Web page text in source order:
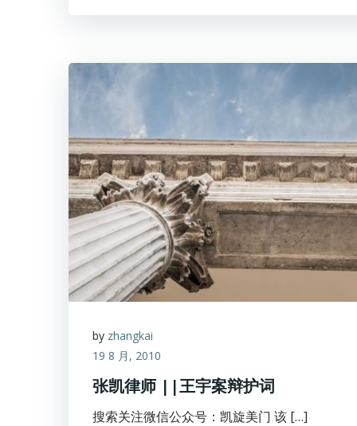
by zhangkai
19 8 月, 2010
张凯律师 ||王宇案辩护词
搜索关注微信公众号：凯旋美门 该 […]